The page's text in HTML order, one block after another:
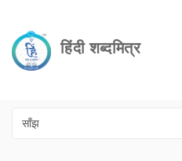
हिंदी शब्दमित्र